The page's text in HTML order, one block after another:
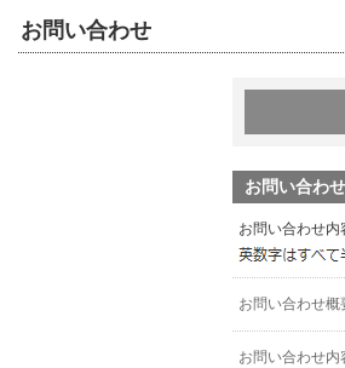
お問い合わせ
お問い合わ
お問い合わせ内
お問い合わせ概
お問い合わせ内